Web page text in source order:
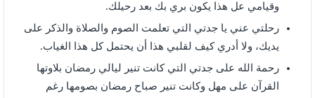
وقيامي عل هذا يكون بري بك بعد رحيلك.
رحلتي عني يا جدتي التي تعلمت الصوم والصلاة والذكر على
يديك، ولا أدري كيف لقلبي هذا أن يحتمل كل هذا الغياب.
رحمة الله على جدتي التي كانت تنير ليالي رمضان بلاوتها
القرآن على مهل وكانت تنير صباح رمضان بصومها رغم